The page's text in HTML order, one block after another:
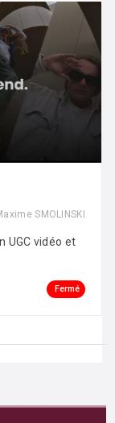
SMOLINSKI
UGC vidéo et
Fermé